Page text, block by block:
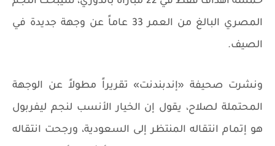
المصري البالغ من العمر 33 عاماً عن وجهة جديدة في
الصيف.
ونشرت صحيفة «إندبندنت» تقريراً مطولاً عن الوجهة
المحتملة لصلاح، يقول إن الخيار الأنسب لنجم ليفربول
هو إتمام انتقاله المنتظر إلى السعودية، ورجحت انتقاله